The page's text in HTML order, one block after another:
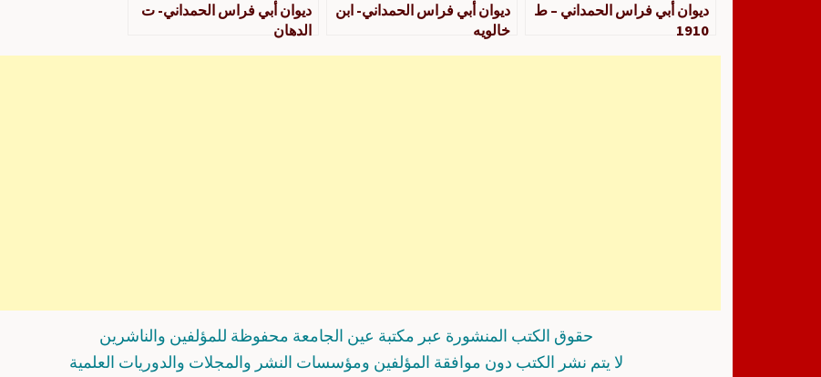
ديوان أبي فراس الحمداني – ط
1910
ديوان أبي فراس الحمداني- ابن
خالويه
ديوان أبي فراس الحمداني- ت
الدهان
حقوق الكتب المنشورة عبر مكتبة عين الجامعة محفوظة للمؤلفين والناشرين
لا يتم نشر الكتب دون موافقة المؤلفين ومؤسسات النشر والمجلات والدوريات العلمية